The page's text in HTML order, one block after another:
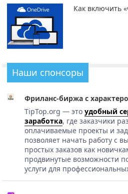
Как включить
Наши спонсоры
Фриланс-биржа с
TipTop.org — это удобный
заработка, где заказчики
оплачиваемые проекты и
позволяет начать работу с
простых заказов как
продвинутые возможности
услуги для